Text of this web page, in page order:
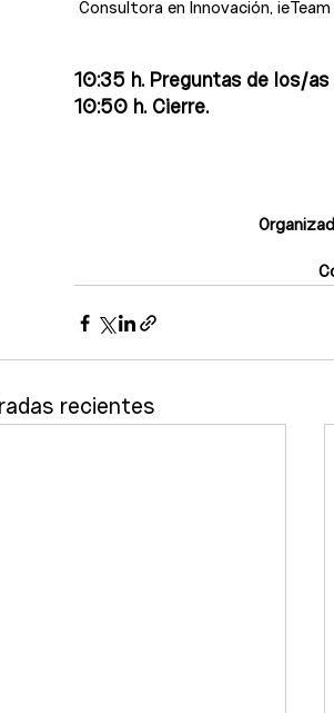
10:35 h. Preguntas de los/
10:50 h. Cierre.
recientes